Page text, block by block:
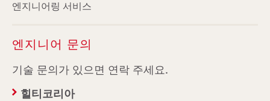
엔지니어링 서비스
엔지니어 문의
기술 문의가 있으면 연락 주세요.
힐티코리아